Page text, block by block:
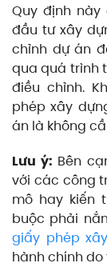
Quy định
đầu tư xây
chỉnh dự án
qua quá trình
điều chỉnh.
phép xây
án là không
Lưu ý: Bên
với các công
mô hay kiến
buộc phải
giấy phép
hành chính